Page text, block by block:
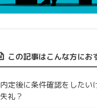
この記事はこんな方にお
内定後に条件確認をしたい
失礼？